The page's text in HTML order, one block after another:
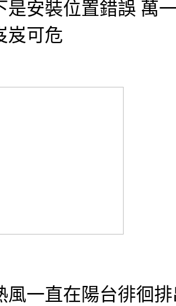
是安裝位置錯誤 萬
岌可危
風一直在陽台徘徊